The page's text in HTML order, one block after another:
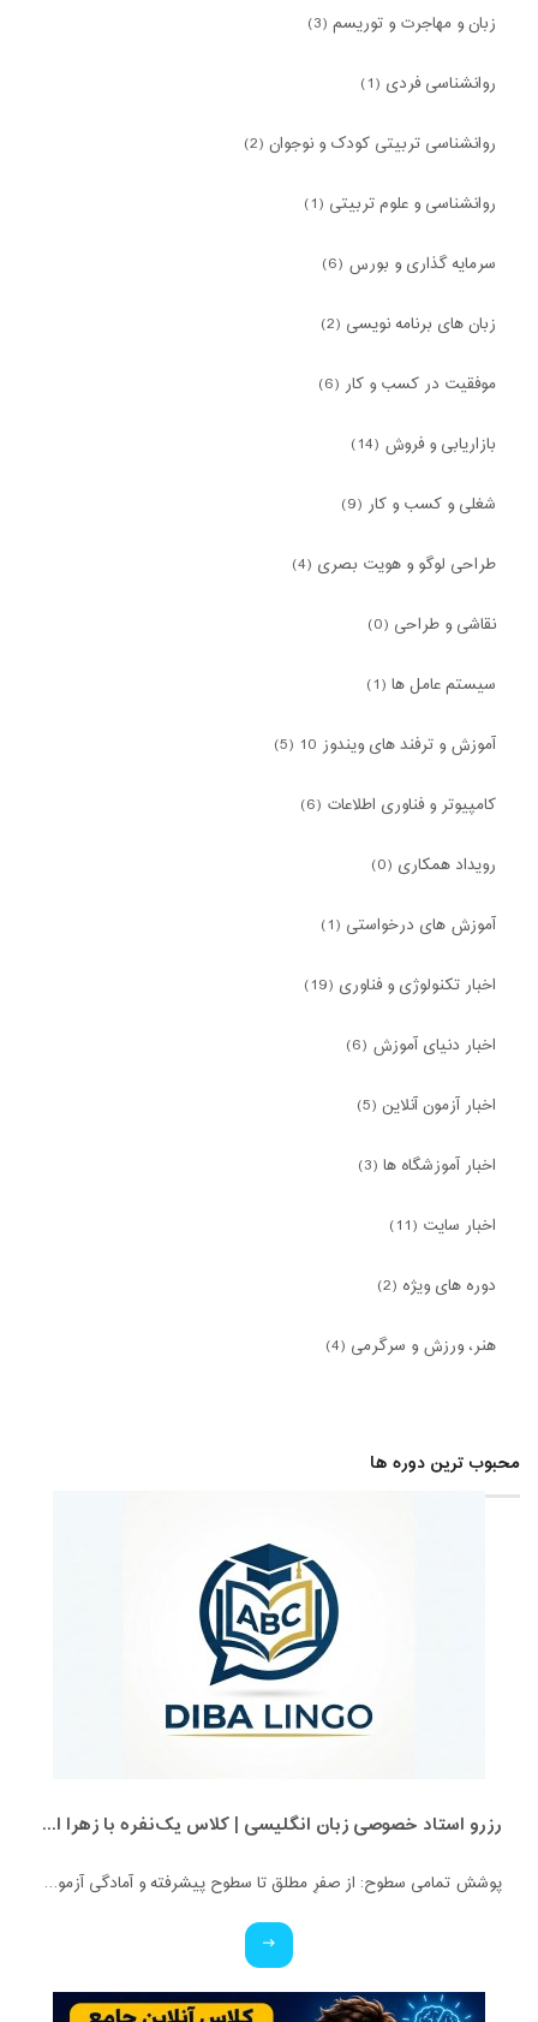
زبان و مهاجرت و توریسم (3)
روانشناسی فردی (1)
روانشناسی تربیتی کودک و نوجوان (2)
روانشناسی و علوم تربیتی (1)
سرمایه گذاری و بورس (6)
زبان های برنامه نویسی (2)
موفقیت در کسب و کار (6)
بازاریابی و فروش (14)
شغلی و کسب و کار (9)
طراحی لوگو و هویت بصری (4)
نقاشی و طراحی (0)
سیستم عامل ها (1)
آموزش و ترفند های ویندوز 10 (5)
کامپیوتر و فناوری اطلاعات (6)
رویداد همکاری (0)
آموزش های درخواستی (1)
اخبار تکنولوژی و فناوری (19)
اخبار دنیای آموزش (6)
اخبار آزمون آنلاین (5)
اخبار آموزشگاه ها (3)
اخبار سایت (11)
دوره های ویژه (2)
هنر، ورزش و سرگرمی (4)
محبوب ترین دوره ها
رزرو استاد خصوصی زبان انگلیسی | کلاس یک‌نفره با زهرا اسفندیاری + مشاوره رایگان
پوشش تمامی سطوح: از صفرِ مطلق تا سطوح پیشرفته و آمادگی آزمون‌ها. ✅ ویژه تمامی پایه‌ها: کلاس‌های اختصاصی برای کودکان، نوجوانان و بزرگسالان. ✅ بستر آموزشی حرفه‌ای: برگزاری کلاس‌ها در محیط تعاملی اسکای‌روم (Skyroom) و بیگ‌بلو‌باتن (BBB) (بدون نیاز به نصب برنامه و با محیطی کاملاً فارسی و ساده). ✅ تضمین کیفیت: مدرس دوره، کارشناس آموزش زبان انگلیسی و متخصص متدهای نوین تدریس. ✅ قیمت استثنایی: هدف ما عدالت آموزشیه، پس با کمترین هزینه، بهترین کیفیت رو تجربه کنید!